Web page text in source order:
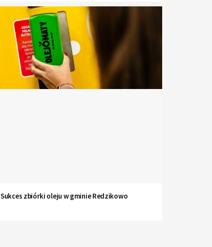
Sukces zbiórki oleju w gminie Redzikowo